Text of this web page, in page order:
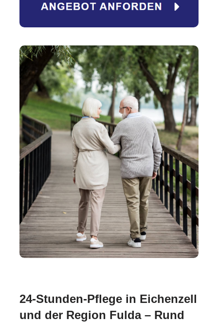
24-Stunden-Pflege in Eichenzell
und der Region Fulda – Rund